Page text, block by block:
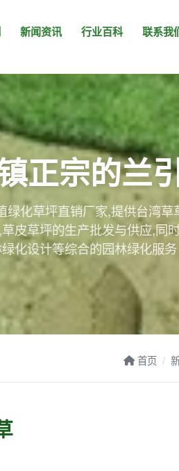
新闻资讯 行业百科 联系我
正宗的兰
化草坪直销厂家,提供台湾草
皮草坪的生产批发与供应,同
化设计等综合的园林绿化服务
首页